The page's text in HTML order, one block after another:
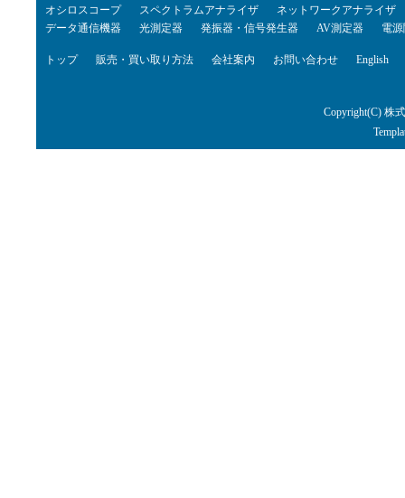
オシロスコープ スペクトラムアナライザ
ネットワークアナライザ
データ通信機器
光測定器 発振器・信号発生器 AV測定器 電
トップ 販売・買い取り方法 会社案内 お問い合わせ English
Copyright(C) 株